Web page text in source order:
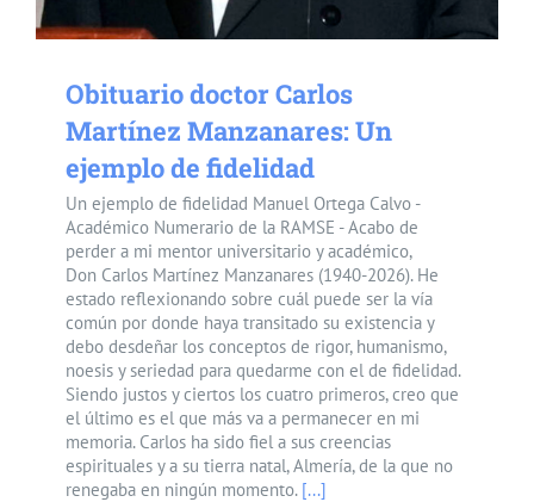
Obituario doctor Carlos
Martínez Manzanares: Un
ejemplo de fidelidad
Un ejemplo de fidelidad Manuel Ortega Calvo -
Académico Numerario de la RAMSE - Acabo de
perder a mi mentor universitario y académico,
Don Carlos Martínez Manzanares (1940-2026). He
estado reflexionando sobre cuál puede ser la vía
común por donde haya transitado su existencia y
debo desdeñar los conceptos de rigor, humanismo,
noesis y seriedad para quedarme con el de fidelidad.
Siendo justos y ciertos los cuatro primeros, creo que
el último es el que más va a permanecer en mi
memoria. Carlos ha sido fiel a sus creencias
espirituales y a su tierra natal, Almería, de la que no
renegaba en ningún momento. [...]